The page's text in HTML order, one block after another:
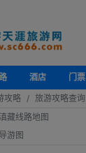
酒店 门票
攻略
旅游攻略查询
藏线路地图
游图